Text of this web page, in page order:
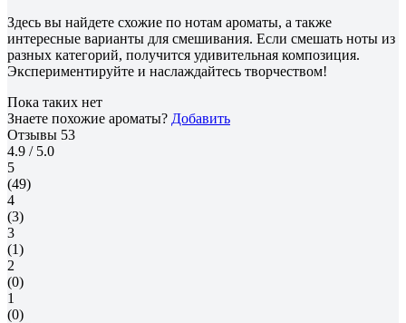
Здесь вы найдете схожие по нотам ароматы, а также
интересные варианты для смешивания. Если смешать ноты из
разных категорий, получится удивительная композиция.
Экспериментируйте и наслаждайтесь творчеством!
Пока таких нет
Знаете похожие ароматы? Добавить
Отзывы 53
4.9 / 5.0
5
(49)
4
(3)
3
(1)
2
(0)
1
(0)